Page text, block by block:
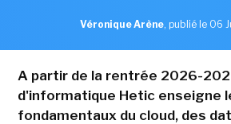
Véronique Arène, publié le 06
A partir de la rentrée 2026-
d'informatique Hetic enseigne
fondamentaux du cloud, des